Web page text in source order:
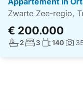
Zwarte Zee-regio,
€ 200.000
Aantal badkamers:
2Aantal
3 140